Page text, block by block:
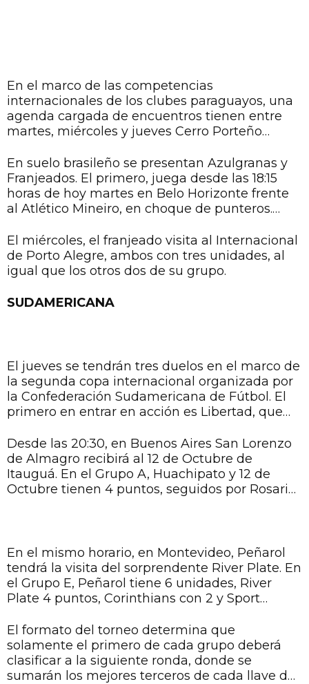
En el marco de las competencias
internacionales de los clubes paraguayos, una
agenda cargada de encuentros tienen entre
martes, miércoles y jueves Cerro Porteño
Octubre de Itauguá(LOTTO)y River Plate.
En suelo brasileño se presentan Azulgranas y
Franjeados. El primero, juega desde las 18:15
horas de hoy martes en Belo Horizonte frente
al Atlético Mineiro, en choque de punteros.
estadio Mineirao, tendrá en su campo a los
cerristas, con sus prendas dePUMA.
El miércoles, el franjeado visita al Internacional
de Porto Alegre, ambos con tres unidades, al
igual que los otros dos de su grupo.
SUDAMERICANA
El jueves se tendrán tres duelos en el marco de
la segunda copa internacional organizada por
la Confederación Sudamericana de Fútbol. El
primero en entrar en acción es Libertad, que
Goianense desde las 18:15 horas. El Gumarelo,
lidera la tabla de posiciones del Grupo F con 6
puntos, escoltado por Atlético Goianense con 4,
Newell’s Old Boys con un punto y Palestino sin
Desde las 20:30, en Buenos Aires San Lorenzo
de Almagro recibirá al 12 de Octubre de
Itauguá. En el Grupo A, Huachipato y 12 de
Octubre tienen 4 puntos, seguidos por Rosario
En el mismo horario, en Montevideo, Peñarol
tendrá la visita del sorprendente River Plate. En
el Grupo E, Peñarol tiene 6 unidades, River
Plate 4 puntos, Corinthians con 2 y Sport
El formato del torneo determina que
solamente el primero de cada grupo deberá
clasificar a la siguiente ronda, donde se
sumarán los mejores terceros de cada llave de